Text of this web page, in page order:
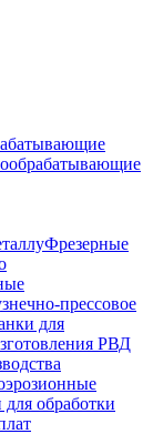
Фрезерные
прессовое
для
РВД
обработки